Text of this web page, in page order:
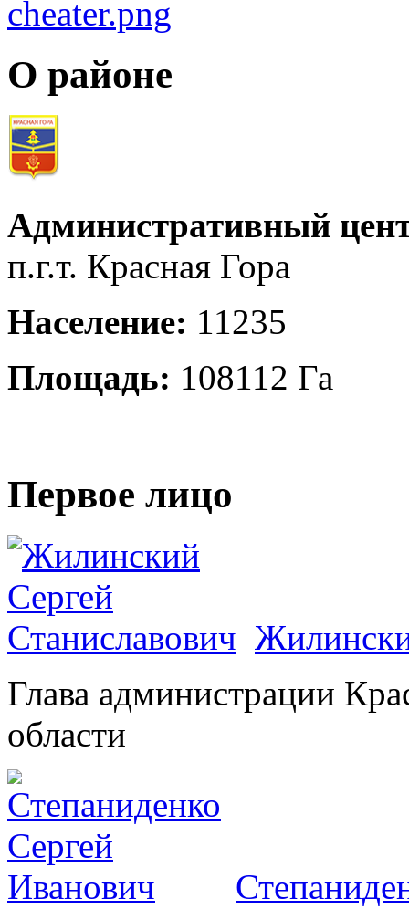
О районе
Административный
п.г.т. Красная Гора
Население: 11235
Площадь: 108112 Га
Первое лицо
Глава администрации
области